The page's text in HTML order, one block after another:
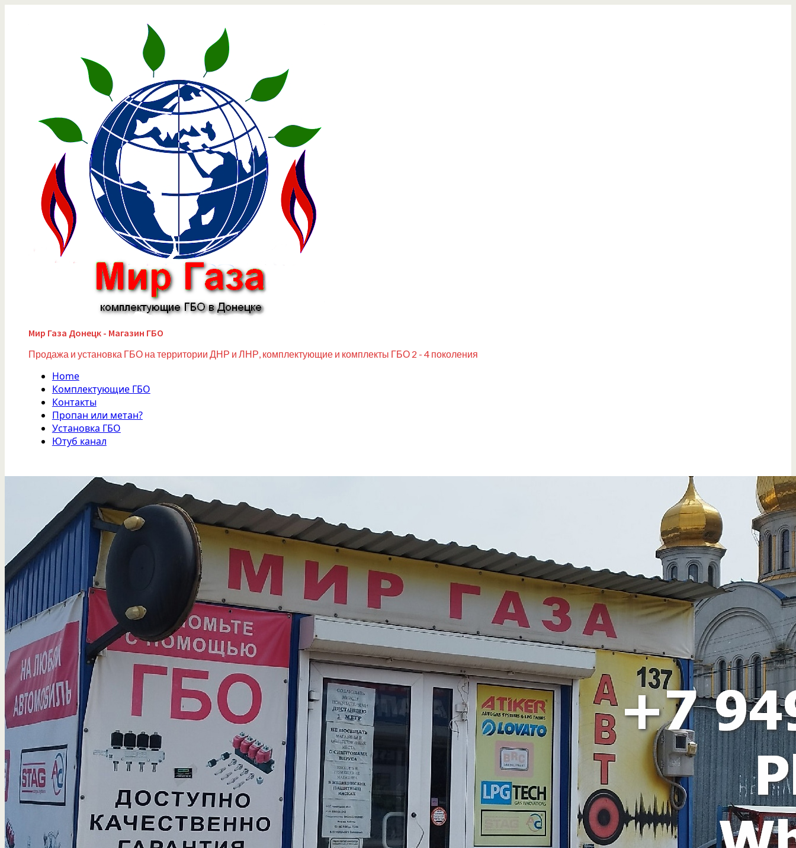
Мир Газа Донецк - Магазин ГБО
Продажа и установка ГБО на территории ДНР и ЛНР, комплектующие и комплекты ГБО 2 - 4 поколения
Home
Комплектующие ГБО
Контакты
Пропан или метан?
Установка ГБО
Ютуб канал